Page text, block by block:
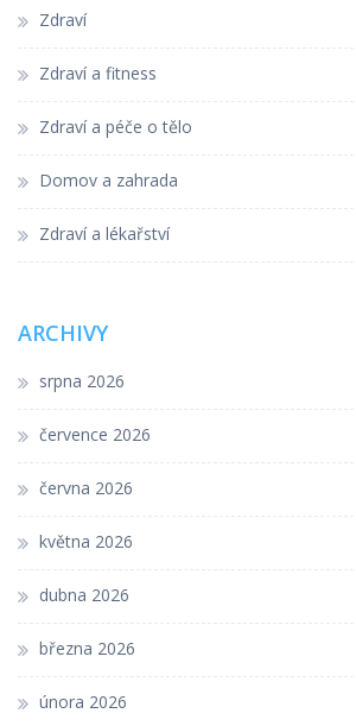
Zdraví
Zdraví a fitness
Zdraví a péče o tělo
Domov a zahrada
Zdraví a lékařství
ARCHIVY
srpna 2026
července 2026
června 2026
května 2026
dubna 2026
března 2026
února 2026